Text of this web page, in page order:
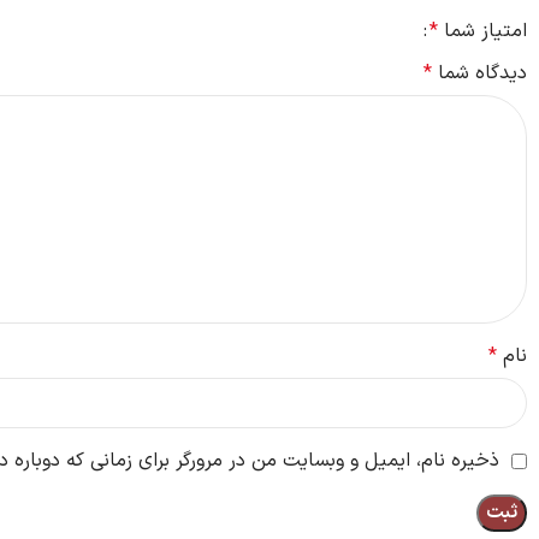
در بین شرکت های تولید کننده افزودنی های آنتی اکسیدان شرکت
است.
امتیاز شما *
دیدگاه شما *
نام *
ذخیره نام، ایمیل و وبسایت من در مرورگر برای زمانی که